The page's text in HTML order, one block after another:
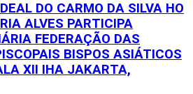
DO CARMO DA SILVA HO
ALVES PARTICIPA
FEDERAÇÃO DAS
BISPOS ASIÁTICOS
XII IHA JAKARTA,